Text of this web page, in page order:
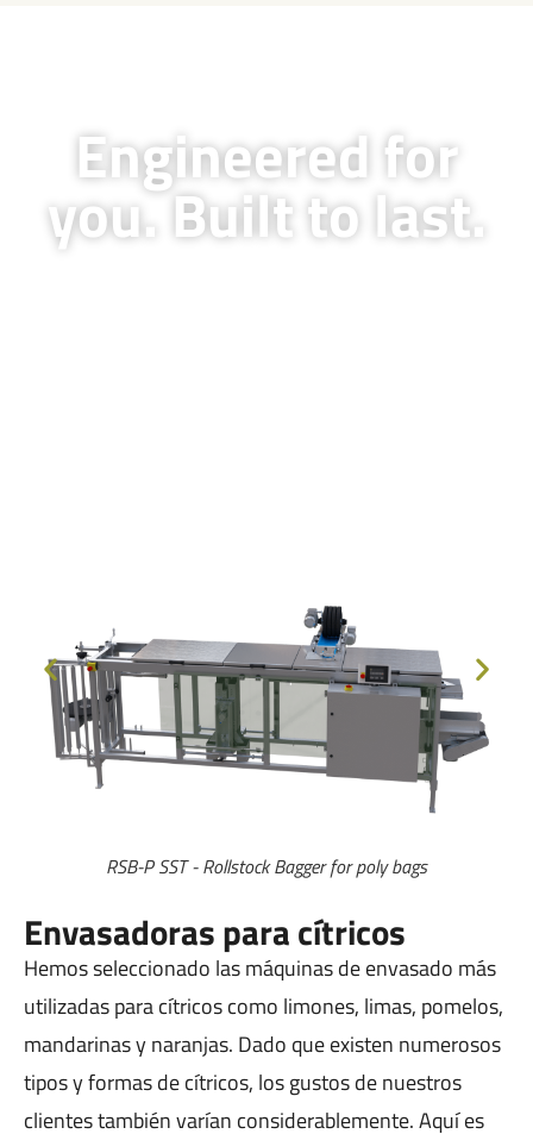
Engineered for
you. Built to last.
Envasadoras para cítricos
Hemos seleccionado las máquinas de envasado más
utilizadas para cítricos como limones, limas, pomelos,
mandarinas y naranjas. Dado que existen numerosos
tipos y formas de cítricos, los gustos de nuestros
clientes también varían considerablemente. Aquí es
RSB-P SST - Rollstock Bagger for poly bags